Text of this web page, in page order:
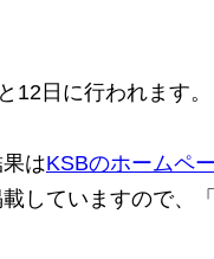
日に行われます。
はKSBのホームペ
していますので、